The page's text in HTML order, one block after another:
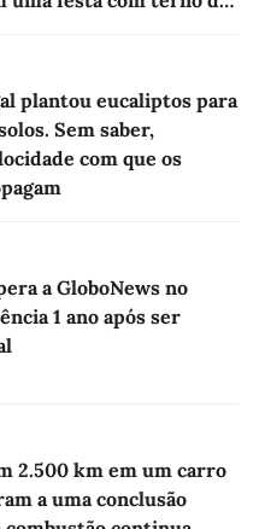
plantou eucaliptos para
Sem saber,
com que os
a GloboNews no
1 ano após ser
2.500 km em um carro
a uma conclusão